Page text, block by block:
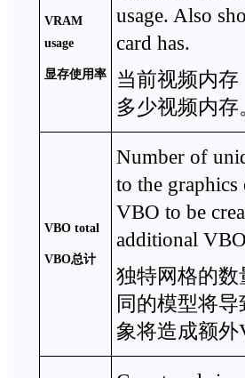
VRAM
usage
显存使用率
usage. Also
card has.
当前视频内
多少视频内存
VBO total
VBO总计
Number of
to the
VBO to be
additional
独特网格的
同的模型将
象将造成额外